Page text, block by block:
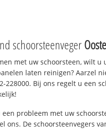
schoorsteenveger
met uw schoorsteen, wilt u
laten reinigen? Aarzel
228000. Bij ons regelt u een
een probleem met uw
ons. De schoorsteenvegers